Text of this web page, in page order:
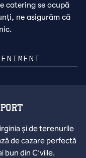
catering se ocupă
ne asigurăm că
și de terenurile
de cazare perfectă
din C’ville.